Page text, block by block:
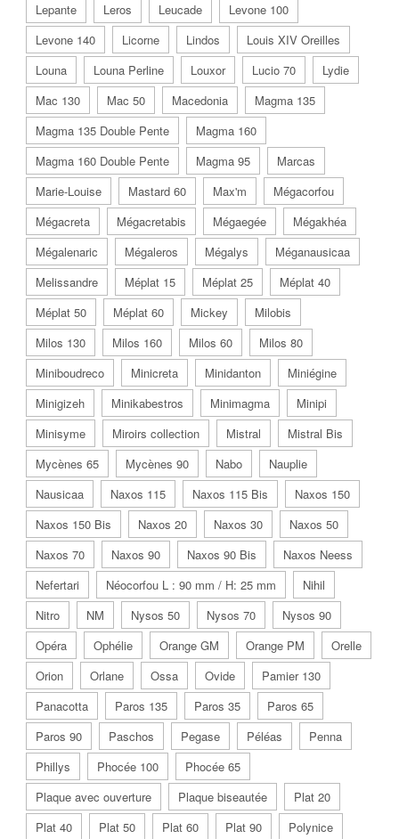
Lepante
Leros Leucade
Levone 100
Levone 140
Licorne Lindos
Louis XIV Oreilles
Louna
Louna Perline Louxor Lucio 70
Lydie
Mac 130
Mac 50 Macedonia
Magma 135
Magma 135 Double Pente
Magma 160
Magma 160 Double Pente
Magma 95
Marcas
Marie-Louise
Mastard 60 Max'm
Mégacorfou
Mégacreta
Mégacretabis Mégaegée
Mégakhéa
Mégalenaric
Mégaleros Mégalys
Méganausicaa
Melissandre
Méplat 15 Méplat 25
Méplat 40
Méplat 50
Méplat 60 Mickey
Milobis
Milos 130
Milos 160 Milos 60
Milos 80
Miniboudreco
Minicreta Minidanton
Miniégine
Minigizeh
Minikabestros Minimagma
Minipi
Minisyme
Miroirs collection Mistral
Mistral Bis
Mycènes 65
Mycènes 90 Nabo
Nauplie
Nausicaa
Naxos 115 Naxos 115 Bis
Naxos 150
Naxos 150 Bis
Naxos 20 Naxos 30
Naxos 50
Naxos 70
Naxos 90 Naxos 90 Bis
Naxos Neess
Nefertari
Néocorfou L : 90 mm / H: 25 mm
Nihil
Nitro
NM Nysos 50 Nysos 70
Nysos 90
Opéra
Ophélie Orange GM Orange PM
Orelle
Orion
Orlane Ossa Ovide
Pamier 130
Panacotta
Paros 135 Paros 35
Paros 65
Paros 90
Paschos Pegase Péléas
Penna
Phillys
Phocée 100
Phocée 65
Plaque avec ouverture
Plaque biseautée
Plat 20
Plat 40
Plat 50 Plat 60 Plat 90
Polynice